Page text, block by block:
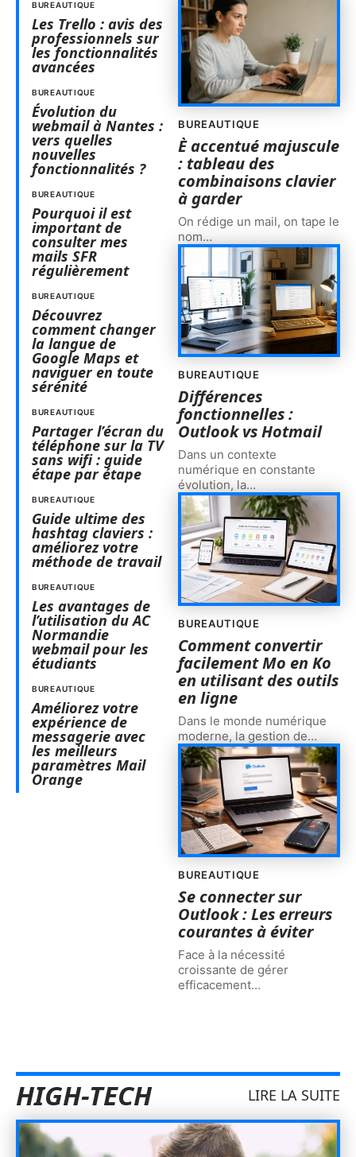
BUREAUTIQUE
Les Trello : avis des
professionnels sur
les fonctionnalités
avancées
BUREAUTIQUE
Évolution du
webmail à Nantes :
vers quelles
nouvelles
fonctionnalités ?
BUREAUTIQUE
Pourquoi il est
important de
consulter mes
mails SFR
régulièrement
BUREAUTIQUE
Découvrez
comment changer
la langue de
Google Maps et
naviguer en toute
sérénité
BUREAUTIQUE
Partager l’écran du
téléphone sur la TV
sans wifi : guide
étape par étape
BUREAUTIQUE
Guide ultime des
hashtag claviers :
améliorez votre
méthode de travail
BUREAUTIQUE
Les avantages de
l’utilisation du AC
Normandie
webmail pour les
étudiants
BUREAUTIQUE
Améliorez votre
expérience de
messagerie avec
les meilleurs
paramètres Mail
Orange
BUREAUTIQUE
È accentué majuscule
: tableau des
combinaisons clavier
à garder
On rédige un mail, on tape le
nom…
BUREAUTIQUE
Différences
fonctionnelles :
Outlook vs Hotmail
Dans un contexte
numérique en constante
évolution, la…
BUREAUTIQUE
Comment convertir
facilement Mo en Ko
en utilisant des outils
en ligne
Dans le monde numérique
moderne, la gestion de…
BUREAUTIQUE
Se connecter sur
Outlook : Les erreurs
courantes à éviter
Face à la nécessité
croissante de gérer
efficacement…
HIGH-TECH LIRE LA SUITE